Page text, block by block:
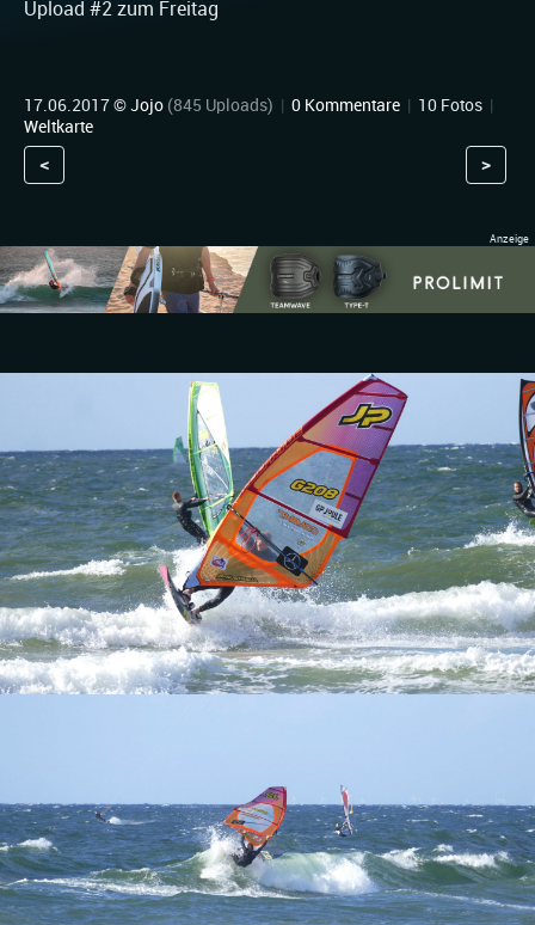
Upload #2 zum Freitag
17.06.2017 ©Jojo (845 Uploads) | 0 Kommentare | 10 Fotos |
Weltkarte
< >